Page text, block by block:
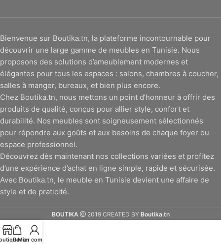
Bienvenue sur Boutika.tn, la plateforme incontournable pour
découvrir une large gamme de meubles en Tunisie. Nous
proposons des solutions d’ameublement modernes et
élégantes pour tous les espaces : salons, chambres à coucher,
salles à manger, bureaux, et bien plus encore.
Chez Boutika.tn, nous mettons un point d’honneur à offrir des
produits de qualité, conçus pour allier style, confort et
durabilité. Nos meubles sont soigneusement sélectionnés
pour répondre aux goûts et aux besoins de chaque foyer ou
espace professionnel.
Découvrez dès maintenant nos collections variées et profitez
d’une expérience d’achat en ligne simple, rapide et sécurisée.
Avec Boutika.tn, le meuble en Tunisie devient une affaire de
style et de praticité.
BOUTIKA 2019 CREATED BY Boutika.tn
Panier
Mon compte